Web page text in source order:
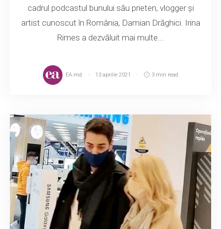
cadrul podcastul bunului său prieten, vlogger și
artist cunoscut în România, Damian Drăghici. Irina
Rimes a dezvăluit mai multe...
EA.md 13 aprilie 2021 3 min read